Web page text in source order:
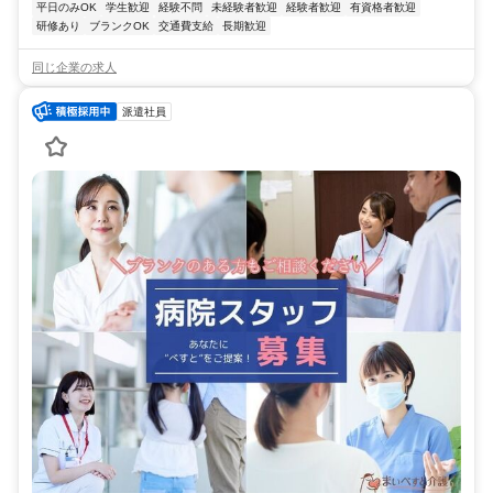
平日のみOK
学生歓迎 経験不問 未経験者歓迎 経験者歓迎
有資格者歓迎
研修あり
ブランクOK 交通費支給 長期歓迎
同じ企業の求人
派遣社員